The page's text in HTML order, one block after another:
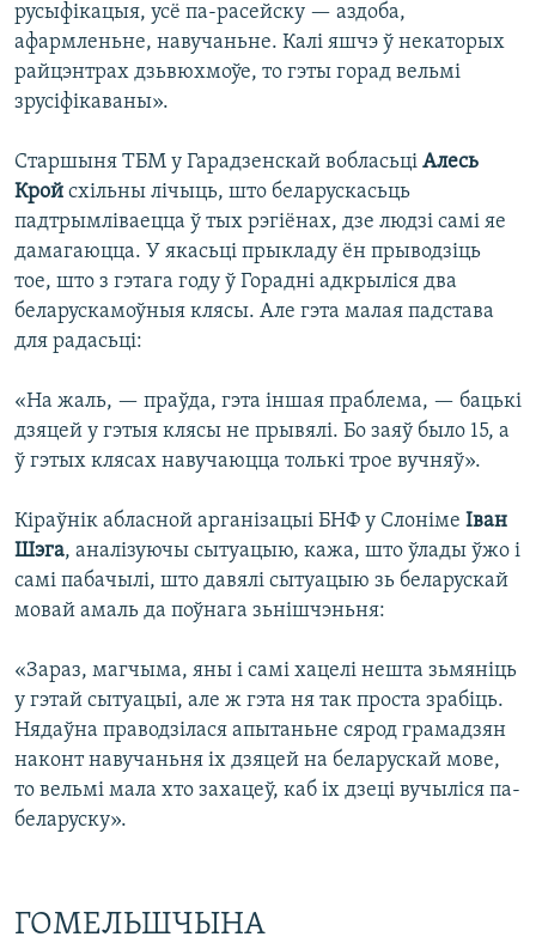
русыфікацыя, усё па-расейску — аздоба,
афармленьне, навучаньне. Калі яшчэ ў некаторых
райцэнтрах дзьвюхмоўе, то гэты горад вельмі
зрусіфікаваны».
Старшыня ТБМ у Гарадзенскай вобласьці Алесь
Крой схільны лічыць, што беларускасьць
падтрымліваецца ў тых рэгіёнах, дзе людзі самі яе
дамагаюцца. У якасьці прыкладу ён прыводзіць
тое, што з гэтага году ў Горадні адкрыліся два
беларускамоўныя клясы. Але гэта малая падстава
для радасьці:
«На жаль, — праўда, гэта іншая праблема, — бацькі
дзяцей у гэтыя клясы не прывялі. Бо заяў было 15, а
ў гэтых клясах навучаюцца толькі трое вучняў».
Кіраўнік абласной арганізацыі БНФ у Слоніме Іван
Шэга, аналізуючы сытуацыю, кажа, што ўлады ўжо і
самі пабачылі, што давялі сытуацыю зь беларускай
мовай амаль да поўнага зьнішчэньня:
«Зараз, магчыма, яны і самі хацелі нешта зьмяніць
у гэтай сытуацыі, але ж гэта ня так проста зрабіць.
Нядаўна праводзілася апытаньне сярод грамадзян
наконт навучаньня іх дзяцей на беларускай мове,
то вельмі мала хто захацеў, каб іх дзеці вучыліся па-
беларуску».
ГОМЕЛЬШЧЫНА